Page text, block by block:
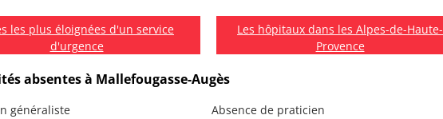
les plus éloignées d'un service
d'urgence
Les hôpitaux dans les Alpes-de-Haute-
Provence
absentes à Mallefougasse-Augès
généraliste Absence de praticien